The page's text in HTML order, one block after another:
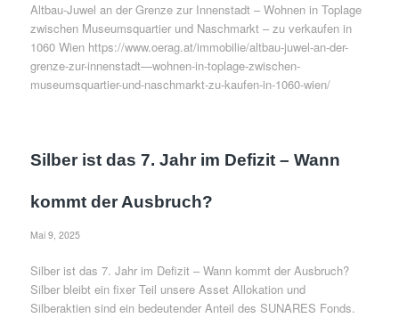
Altbau-Juwel an der Grenze zur Innenstadt – Wohnen in Toplage
zwischen Museumsquartier und Naschmarkt – zu verkaufen in
1060 Wien https://www.oerag.at/immobilie/altbau-juwel-an-der-
grenze-zur-innenstadt—wohnen-in-toplage-zwischen-
museumsquartier-und-naschmarkt-zu-kaufen-in-1060-wien/
Silber ist das 7. Jahr im Defizit – Wann
kommt der Ausbruch?
Mai 9, 2025
Silber ist das 7. Jahr im Defizit – Wann kommt der Ausbruch?
Silber bleibt ein fixer Teil unsere Asset Allokation und
Silberaktien sind ein bedeutender Anteil des SUNARES Fonds.